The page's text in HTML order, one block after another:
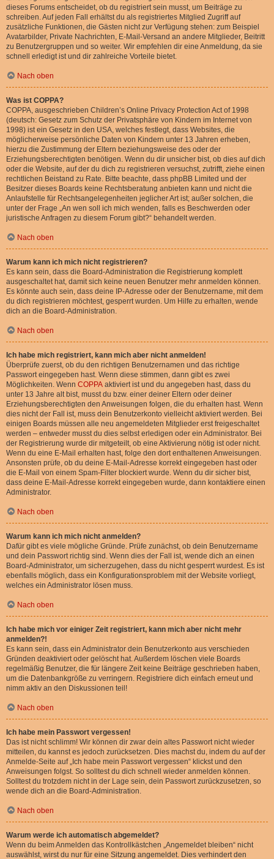
dieses Forums entscheidet, ob du registriert sein musst, um Beiträge zu
schreiben. Auf jeden Fall erhältst du als registriertes Mitglied Zugriff auf
zusätzliche Funktionen, die Gästen nicht zur Verfügung stehen: zum Beispiel
Avatarbilder, Private Nachrichten, E-Mail-Versand an andere Mitglieder, Beitritt
zu Benutzergruppen und so weiter. Wir empfehlen dir eine Anmeldung, da sie
schnell erledigt ist und dir zahlreiche Vorteile bietet.
Nach oben
Was ist COPPA?
COPPA, ausgeschrieben Children’s Online Privacy Protection Act of 1998
(deutsch: Gesetz zum Schutz der Privatsphäre von Kindern im Internet von
1998) ist ein Gesetz in den USA, welches festlegt, dass Websites, die
möglicherweise persönliche Daten von Kindern unter 13 Jahren erheben,
hierzu die Zustimmung der Eltern beziehungsweise des oder der
Erziehungsberechtigten benötigen. Wenn du dir unsicher bist, ob dies auf dich
oder die Website, auf der du dich zu registrieren versuchst, zutrifft, ziehe einen
rechtlichen Beistand zu Rate. Bitte beachte, dass phpBB Limited und der
Besitzer dieses Boards keine Rechtsberatung anbieten kann und nicht die
Anlaufstelle für Rechtsangelegenheiten jeglicher Art ist; außer solchen, die
unter der Frage „An wen soll ich mich wenden, falls es Beschwerden oder
juristische Anfragen zu diesem Forum gibt?“ behandelt werden.
Nach oben
Warum kann ich mich nicht registrieren?
Es kann sein, dass die Board-Administration die Registrierung komplett
ausgeschaltet hat, damit sich keine neuen Benutzer mehr anmelden können.
Es könnte auch sein, dass deine IP-Adresse oder der Benutzername, mit dem
du dich registrieren möchtest, gesperrt wurden. Um Hilfe zu erhalten, wende
dich an die Board-Administration.
Nach oben
Ich habe mich registriert, kann mich aber nicht anmelden!
Überprüfe zuerst, ob du den richtigen Benutzernamen und das richtige
Passwort eingegeben hast. Wenn diese stimmen, dann gibt es zwei
Möglichkeiten. Wenn COPPA aktiviert ist und du angegeben hast, dass du
unter 13 Jahre alt bist, musst du bzw. einer deiner Eltern oder deiner
Erziehungsberechtigten den Anweisungen folgen, die du erhalten hast. Wenn
dies nicht der Fall ist, muss dein Benutzerkonto vielleicht aktiviert werden. Bei
einigen Boards müssen alle neu angemeldeten Mitglieder erst freigeschaltet
werden – entweder musst du dies selbst erledigen oder ein Administrator. Bei
der Registrierung wurde dir mitgeteilt, ob eine Aktivierung nötig ist oder nicht.
Wenn du eine E-Mail erhalten hast, folge den dort enthaltenen Anweisungen.
Ansonsten prüfe, ob du deine E-Mail-Adresse korrekt eingegeben hast oder
die E-Mail von einem Spam-Filter blockiert wurde. Wenn du dir sicher bist,
dass deine E-Mail-Adresse korrekt eingegeben wurde, dann kontaktiere einen
Administrator.
Nach oben
Warum kann ich mich nicht anmelden?
Dafür gibt es viele mögliche Gründe. Prüfe zunächst, ob dein Benutzername
und dein Passwort richtig sind. Wenn dies der Fall ist, wende dich an einen
Board-Administrator, um sicherzugehen, dass du nicht gesperrt wurdest. Es ist
ebenfalls möglich, dass ein Konfigurationsproblem mit der Website vorliegt,
welches ein Administrator lösen muss.
Nach oben
Ich habe mich vor einiger Zeit registriert, kann mich aber nicht mehr
anmelden?!
Es kann sein, dass ein Administrator dein Benutzerkonto aus verschieden
Gründen deaktiviert oder gelöscht hat. Außerdem löschen viele Boards
regelmäßig Benutzer, die für längere Zeit keine Beiträge geschrieben haben,
um die Datenbankgröße zu verringern. Registriere dich einfach erneut und
nimm aktiv an den Diskussionen teil!
Nach oben
Ich habe mein Passwort vergessen!
Das ist nicht schlimm! Wir können dir zwar dein altes Passwort nicht wieder
mitteilen, du kannst es jedoch zurücksetzen. Dies machst du, indem du auf der
Anmelde-Seite auf „Ich habe mein Passwort vergessen“ klickst und den
Anweisungen folgst. So solltest du dich schnell wieder anmelden können.
Solltest du trotzdem nicht in der Lage sein, dein Passwort zurückzusetzen, so
wende dich an die Board-Administration.
Nach oben
Warum werde ich automatisch abgemeldet?
Wenn du beim Anmelden das Kontrollkästchen „Angemeldet bleiben“ nicht
auswählst, wirst du nur für eine Sitzung angemeldet. Dies verhindert den